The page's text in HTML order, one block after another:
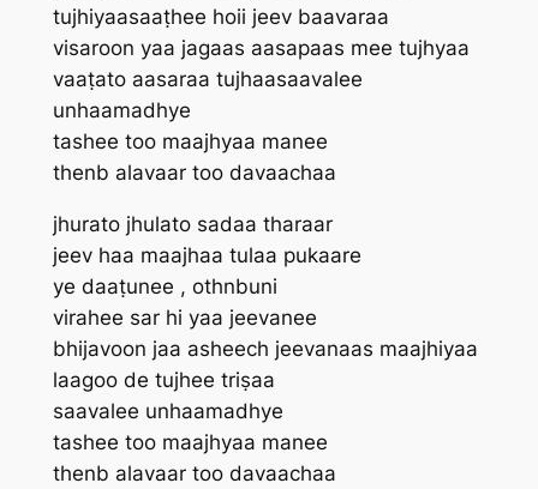
tujhiyaasaaṭhee hoii jeev baavaraa
visaroon yaa jagaas aasapaas mee tujhyaa
vaaṭato aasaraa tujhaasaavalee
unhaamadhye
tashee too maajhyaa manee
thenb alavaar too davaachaa
jhurato jhulato sadaa tharaar
jeev haa maajhaa tulaa pukaare
ye daaṭunee , othnbuni
virahee sar hi yaa jeevanee
bhijavoon jaa asheech jeevanaas maajhiyaa
laagoo de tujhee triṣaa
saavalee unhaamadhye
tashee too maajhyaa manee
thenb alavaar too davaachaa